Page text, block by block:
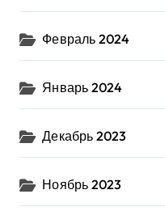
Февраль 2024
Январь 2024
Декабрь 2023
Ноябрь 2023